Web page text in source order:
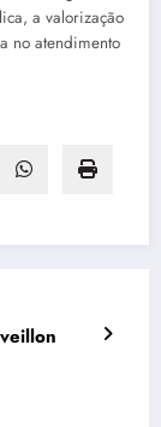
a valorização
no atendimento